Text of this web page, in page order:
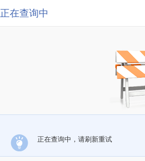
正在查询中
正在查询中，请刷新重试